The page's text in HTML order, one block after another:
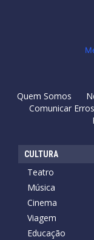
Quem Somos
Comunicar Erros
CULTURA
Teatro
Música
Cinema
Viagem
Educação